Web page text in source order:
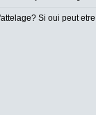
Si oui peut